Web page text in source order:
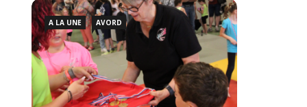
A LA UNE AVORD